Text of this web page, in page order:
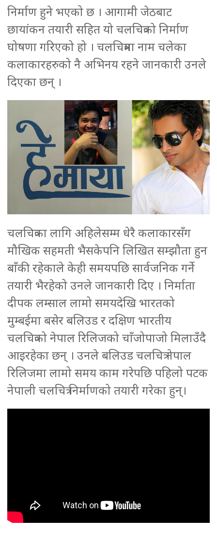
निर्माण हुने भएको छ । आगामी जेठबाट
छायांकन तयारी सहित यो चलचित्रको निर्माण
घोषणा गरिएको हो । चलचित्रमा नाम चलेका
कलाकारहरुको नै अभिनय रहने जानकारी उनले
दिएका छन् ।
चलचित्रका लागि अहिलेसम्म धेरै कलाकारसँग
मौखिक सहमती भैसकेपनि लिखित सम्झौता हुन
बाँकी रहेकाले केही समयपछि सार्वजनिक गर्ने
तयारी भैरहेको उनले जानकारी दिए । निर्माता
दीपक लम्साल लामो समयदेखि भारतको
मुम्बईमा बसेर बलिउड र दक्षिण भारतीय
चलचित्रको नेपाल रिलिजको चाँजोपाजो मिलाउँदै
आइरहेका छन् । उनले बलिउड चलचित्र नेपाल
रिलिजमा लामो समय काम गरेपछि पहिलो पटक
नेपाली चलचित्र निर्माणको तयारी गरेका हुन्।